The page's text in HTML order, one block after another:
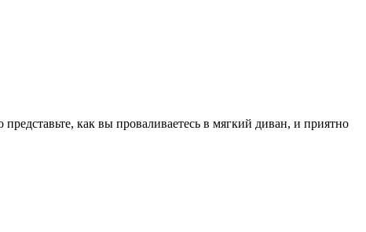
как вы проваливаетесь в мягкий диван, и приятно